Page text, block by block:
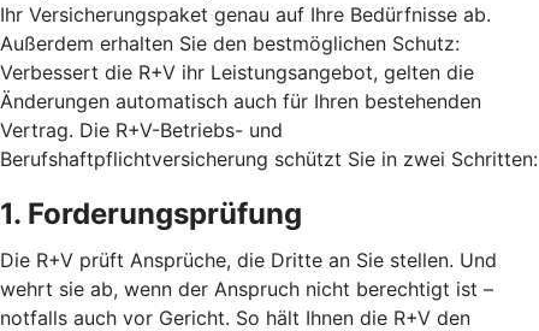
Ihr Versicherungspaket genau auf Ihre Bedürfnisse ab.
Außerdem erhalten Sie den bestmöglichen Schutz:
Verbessert die R+V ihr Leistungsangebot, gelten die
Änderungen automatisch auch für Ihren bestehenden
Vertrag. Die R+V-Betriebs- und
Berufshaftpflichtversicherung schützt Sie in zwei Schritten:
1. Forderungsprüfung
Die R+V prüft Ansprüche, die Dritte an Sie stellen. Und
wehrt sie ab, wenn der Anspruch nicht berechtigt ist –
notfalls auch vor Gericht. So hält Ihnen die R+V den